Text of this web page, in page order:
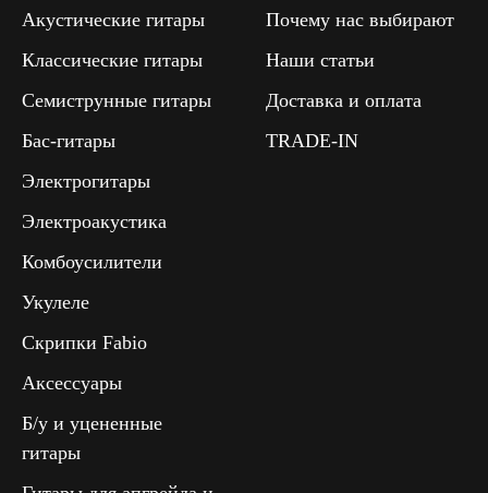
Акустические гитары
Классические гитары
Семиструнные гитары
Бас-гитары
Электрогитары
Электроакустика
Комбоусилители
Укулеле
Скрипки Fabio
Аксессуары
Б/у и уцененные
гитары
Почему нас выбирают
Наши статьи
Доставка и оплата
TRADE-IN